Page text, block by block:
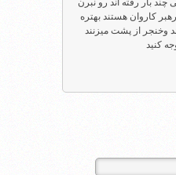
چند بار رفته اند رو نبرن
کاروان هستند بهتره
وخنجر از پشت میزنند
کنید